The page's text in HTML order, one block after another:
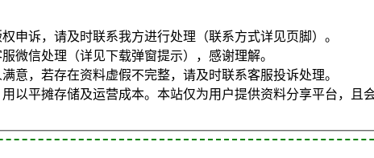
诉，请及时联系我方进行处理（联系方式详见页脚）。
微信处理（详见下载弹窗提示），感谢理解。
，若存在资料虚假不完整，请及时联系客服投诉处理。
以平摊存储及运营成本。本站仅为用户提供资料分享平台，且